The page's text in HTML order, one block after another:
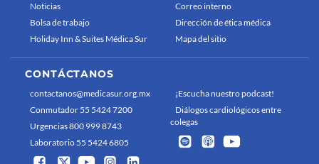
Noticias
Bolsa de trabajo
Holiday Inn & Suites Médica Sur
Correo interno
Dirección de ética médica
Mapa del sitio
CONTÁCTANOS
contactanos@medicasur.org.mx
Conmutador 55 5424 7200
Urgencias 800 999 8743
Laboratorio 55 5424 6805
¡Escucha nuestro podcast!
Diálogos cardiológicos entre
colegas